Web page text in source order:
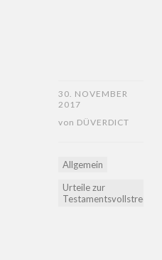
30. NOVEMBER
2017
von DÜVERDICT
Allgemein
Urteile zur
Testamentsvollstreckung